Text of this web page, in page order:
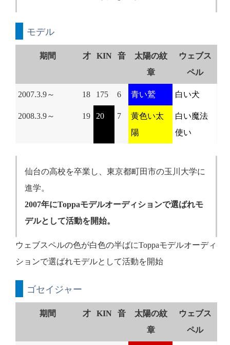
モデル
期間 才 KIN 音
太陽の紋
章
ウェブス
ペル
2007.3.9～ 18 175 6 青い鷲 白い犬
2008.3.9～ 19 20 7
黄色い太
陽
白い魔法
使い
仙台の高校を卒業し、東京都町田市の玉川大学に
進学。
2007年にToppaモデルオーディションで選ばれモ
デルとして活動を開始。
ウェブスペルの色が白色の半ばにToppaモデルオーディ
ションで選ばれモデルとして活動を開始
ゴセイジャー
期間 才 KIN 音
太陽の紋
章
ウェブス
ペル